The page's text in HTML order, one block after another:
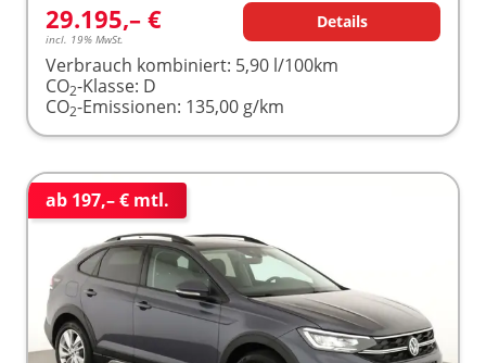
29.195,– €
incl. 19% MwSt.
Details
Verbrauch kombiniert: 5,90 l/100km
CO2-Klasse: D
CO2-Emissionen: 135,00 g/km
ab 197,– € mtl.